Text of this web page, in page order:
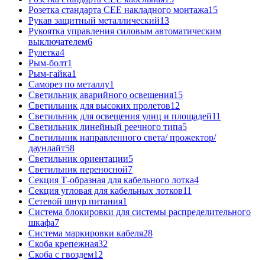
Розетка стандарта СЕЕ накладного монтажа15
Рукав защитный металлический13
Рукоятка управления силовым автоматическим
выключателем6
Рулетка4
Рым-болт1
Рым-гайка1
Саморез по металлу1
Светильник аварийного освещения15
Светильник для высоких пролетов12
Светильник для освещения улиц и площадей11
Светильник линейный реечного типа5
Светильник направленного света/ прожектор/
даунлайт58
Светильник ориентации5
Светильник переносной7
Секция Т-образная для кабельного лотка4
Секция угловая для кабельных лотков11
Сетевой шнур питания1
Система блокировки для системы распределительного
шкафа7
Система маркировки кабеля28
Скоба крепежная32
Скоба с гвоздем12